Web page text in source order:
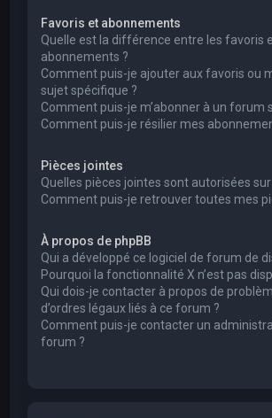
Favoris et abonnements
Quelle est la différence entre les favoris
abonnements ?
Comment puis-je ajouter aux favoris ou
sujet spécifique ?
Comment puis-je m’abonner à un forum
Comment puis-je résilier mes
Pièces jointes
Quelles pièces jointes sont autorisées
Comment puis-je retrouver toutes mes
À propos de phpBB
Qui a développé ce logiciel de forum de
Pourquoi la fonctionnalité X n’est pas
Qui dois-je contacter à propos de
d’ordres légaux liés à ce forum ?
Comment puis-je contacter un
forum ?